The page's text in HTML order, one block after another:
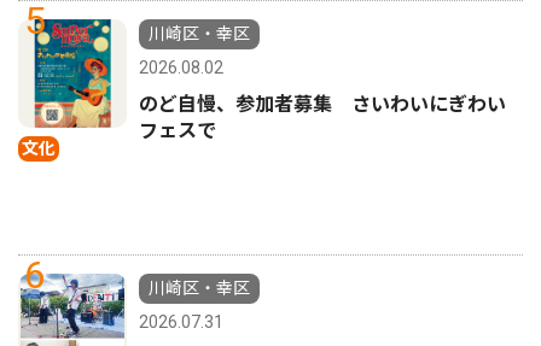
5
文化
川崎区・幸区
2026.08.02
のど自慢、参加者募集 さいわいにぎわい
フェスで
6
川崎区・幸区
2026.07.31